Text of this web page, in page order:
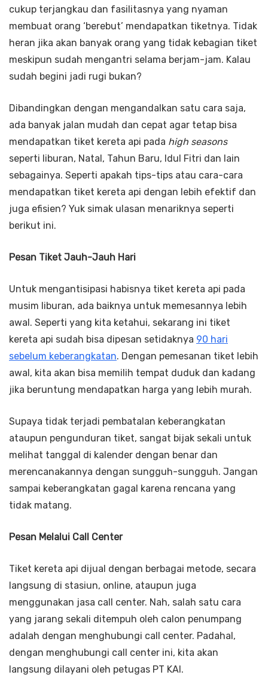
cukup terjangkau dan fasilitasnya yang nyaman
membuat orang ‘berebut’ mendapatkan tiketnya. Tidak
heran jika akan banyak orang yang tidak kebagian tiket
meskipun sudah mengantri selama berjam-jam. Kalau
sudah begini jadi rugi bukan?
Dibandingkan dengan mengandalkan satu cara saja,
ada banyak jalan mudah dan cepat agar tetap bisa
mendapatkan tiket kereta api pada high seasons
seperti liburan, Natal, Tahun Baru, Idul Fitri dan lain
sebagainya. Seperti apakah tips-tips atau cara-cara
mendapatkan tiket kereta api dengan lebih efektif dan
juga efisien? Yuk simak ulasan menariknya seperti
berikut ini.
Pesan Tiket Jauh-Jauh Hari
Untuk mengantisipasi habisnya tiket kereta api pada
musim liburan, ada baiknya untuk memesannya lebih
awal. Seperti yang kita ketahui, sekarang ini tiket
kereta api sudah bisa dipesan setidaknya 90 hari
sebelum keberangkatan. Dengan pemesanan tiket lebih
awal, kita akan bisa memilih tempat duduk dan kadang
jika beruntung mendapatkan harga yang lebih murah.
Supaya tidak terjadi pembatalan keberangkatan
ataupun pengunduran tiket, sangat bijak sekali untuk
melihat tanggal di kalender dengan benar dan
merencanakannya dengan sungguh-sungguh. Jangan
sampai keberangkatan gagal karena rencana yang
tidak matang.
Pesan Melalui Call Center
Tiket kereta api dijual dengan berbagai metode, secara
langsung di stasiun, online, ataupun juga
menggunakan jasa call center. Nah, salah satu cara
yang jarang sekali ditempuh oleh calon penumpang
adalah dengan menghubungi call center. Padahal,
dengan menghubungi call center ini, kita akan
langsung dilayani oleh petugas PT KAI.